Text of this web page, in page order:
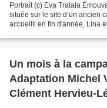
Portrait (c) Eva Tralala
située sur le site d’un ancien
accueilli en fin d'année, Lina
Un mois à la campagne Texte Ivan
Adaptation Michel Vinaver
Clément Hervieu-